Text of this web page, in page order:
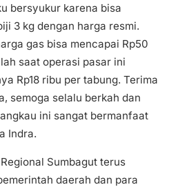
bersyukur karena bisa
3 kg dengan harga resmi.
gas bisa mencapai Rp50
saat operasi pasar ini
Rp18 ribu per tabung. Terima
semoga selalu berkah dan
ini sangat bermanfaat
Indra.
Sumbagut terus
daerah dan para